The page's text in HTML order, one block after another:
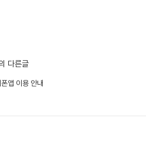
다른글
앱 이용 안내